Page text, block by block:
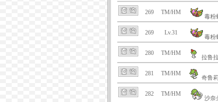
269 TM/HM
毒粉
269 Lv.31
毒粉
280 TM/HM
拉鲁
281 TM/HM
奇鲁
282 TM/HM
沙奈